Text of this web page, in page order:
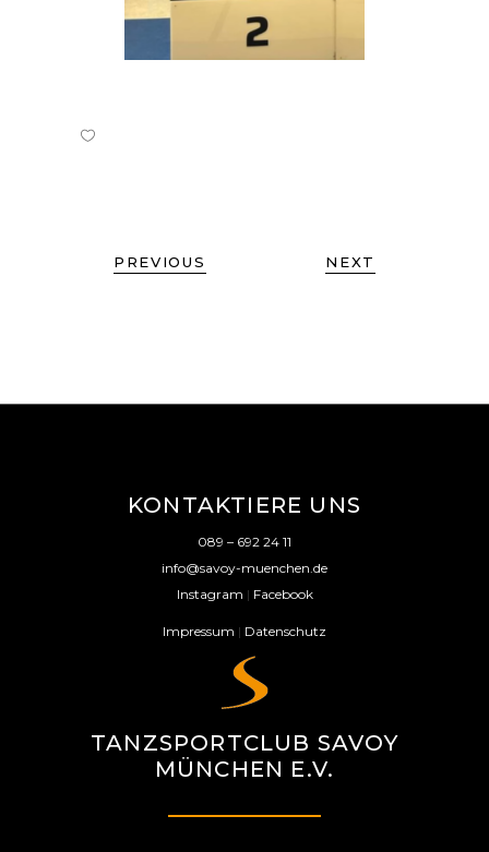
PREVIOUS NEXT
KONTAKTIERE UNS
089 – 692 24 11
info@savoy-muenchen.de
Instagram | Facebook
Impressum | Datenschutz
TANZSPORTCLUB SAVOY
MÜNCHEN E.V.